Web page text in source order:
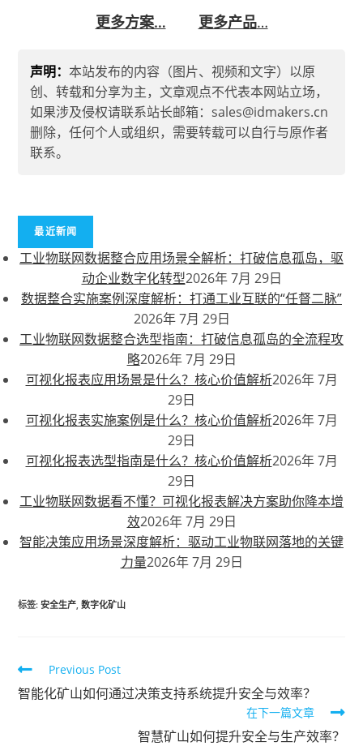
更多方案… 更多产品…
声明：本站发布的内容（图片、视频和文字）以原
创、转载和分享为主，文章观点不代表本网站立场，
如果涉及侵权请联系站长邮箱：sales@idmakers.cn
删除，任何个人或组织，需要转载可以自行与原作者
联系。
最近新闻
工业物联网数据整合应用场景全解析：打破信息孤岛，驱
动企业数字化转型2026年 7月 29日
数据整合实施案例深度解析：打通工业互联的“任督二脉”
2026年 7月 29日
工业物联网数据整合选型指南：打破信息孤岛的全流程攻
略2026年 7月 29日
可视化报表应用场景是什么？核心价值解析2026年 7月
29日
可视化报表实施案例是什么？核心价值解析2026年 7月
29日
可视化报表选型指南是什么？核心价值解析2026年 7月
29日
工业物联网数据看不懂？可视化报表解决方案助你降本增
效2026年 7月 29日
智能决策应用场景深度解析：驱动工业物联网落地的关键
力量2026年 7月 29日
标签:安全生产 数字化矿山
Previous Post
智能化矿山如何通过决策支持系统提升安全与效率？
在下一篇文章
智慧矿山如何提升安全与生产效率？